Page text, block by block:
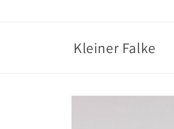
Kleiner Falke
Zu